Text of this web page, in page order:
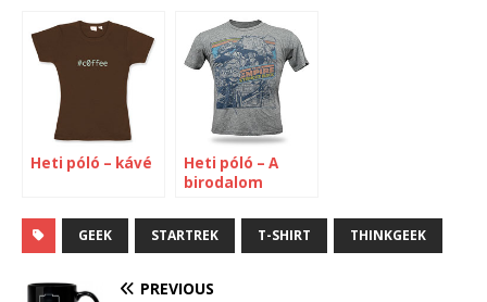
Heti póló – kávé
Heti póló – A
birodalom
GEEK STARTREK T-SHIRT THINKGEEK
PREVIOUS